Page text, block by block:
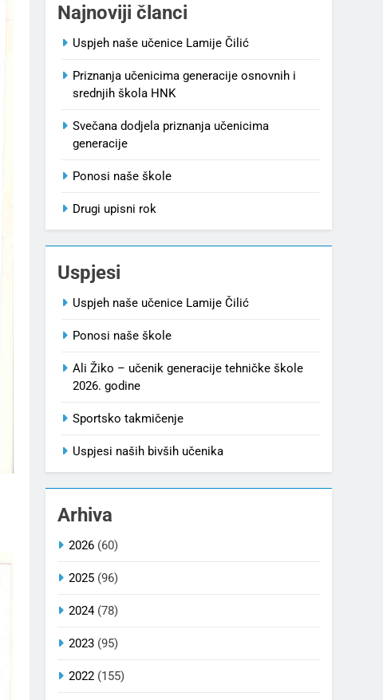
Najnoviji članci
Uspjeh naše učenice Lamije Čilić
Priznanja učenicima generacije osnovnih i
srednjih škola HNK
Svečana dodjela priznanja učenicima
generacije
Ponosi naše škole
Drugi upisni rok
Uspjesi
Uspjeh naše učenice Lamije Čilić
Ponosi naše škole
Ali Žiko – učenik generacije tehničke škole
2026. godine
Sportsko takmičenje
Uspjesi naših bivših učenika
Arhiva
2026 (60)
2025 (96)
2024(78)
2023 (95)
2022 (155)